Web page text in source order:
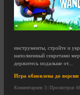
инструменты, стройте и
наполненный секретами
держитесь подальше от...
Игра обновлена до
Комментариев: 3 | Просмотров: